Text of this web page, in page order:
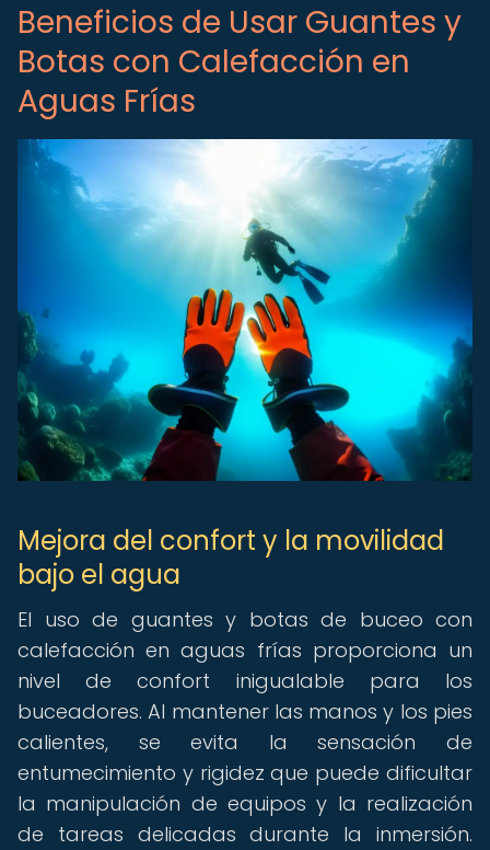
Beneficios de Usar Guantes y
Botas con Calefacción en
Aguas Frías
Mejora del confort y la movilidad
bajo el agua
El uso de guantes y botas de buceo con
calefacción en aguas frías proporciona un
nivel de confort inigualable para los
buceadores. Al mantener las manos y los pies
calientes, se evita la sensación de
entumecimiento y rigidez que puede dificultar
la manipulación de equipos y la realización
de tareas delicadas durante la inmersión.